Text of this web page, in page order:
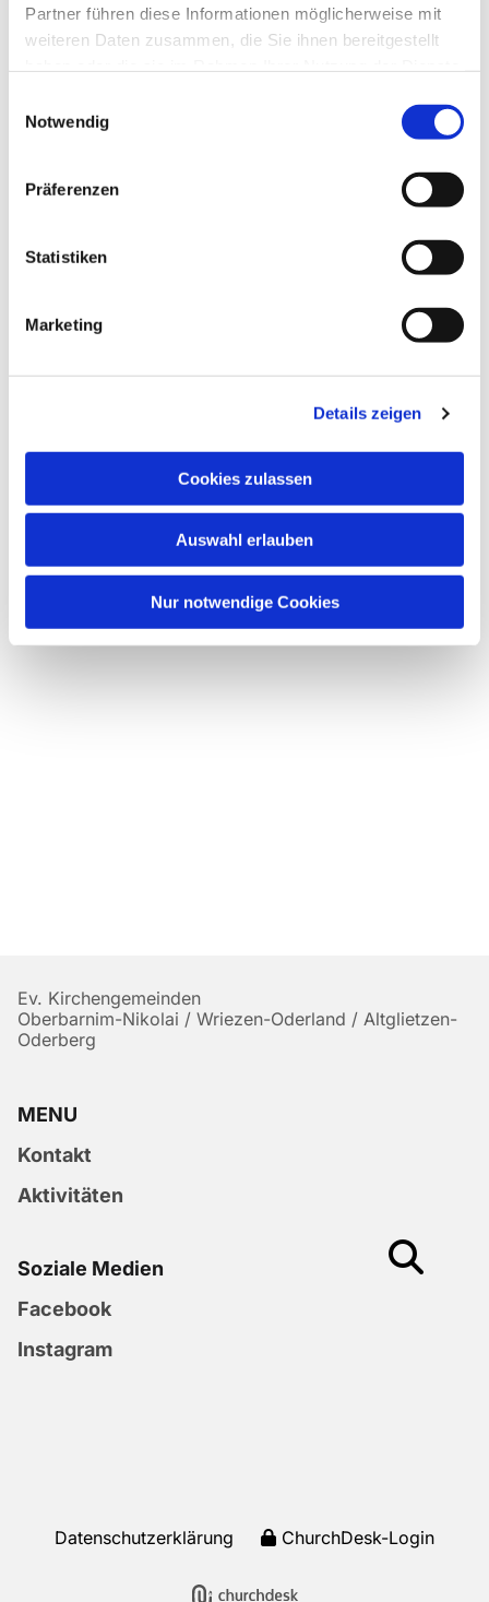
Partner führen diese Informationen möglicherweise mit
weiteren Daten zusammen, die Sie ihnen bereitgestellt
Notwendig
Präferenzen
Statistiken
Marketing
Details zeigen
Cookies zulassen
Auswahl erlauben
Nur notwendige Cookies
Ev. Kirchengemeinden
Oberbarnim-Nikolai / Wriezen-Oderland / Altglietzen-
Oderberg
MENU
Kontakt
Aktivitäten
Soziale Medien
Facebook
Instagram
Datenschutzerklärung ChurchDesk-Login